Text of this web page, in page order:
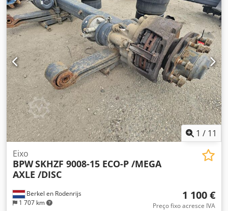
1 / 11
Berkel en Rodenrijs
1 707 km
Eixo
BPWSKHZF 9008-15 ECO-P /MEGA
AXLE /DISC
1 100 €
Preço fixo acresce IVA